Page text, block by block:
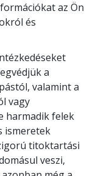
az Ön
és
a
valamint a
vagy
harmadik felek
ismeretek
titoktartási
veszi,